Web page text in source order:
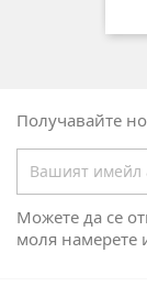
Получавайте
Можете да се
моля намерете